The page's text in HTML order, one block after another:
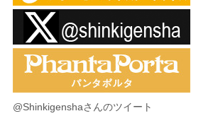
@Shinkigenshaさんのツイート